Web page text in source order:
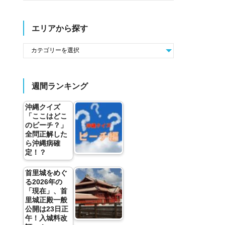
エリアから探す
週間ランキング
沖縄クイズ
「ここはどこ
のビーチ？」
全問正解した
ら沖縄病確
定！？
首里城をめぐ
る2026年の
「現在」、首
里城正殿一般
公開は23日正
午！入城料改